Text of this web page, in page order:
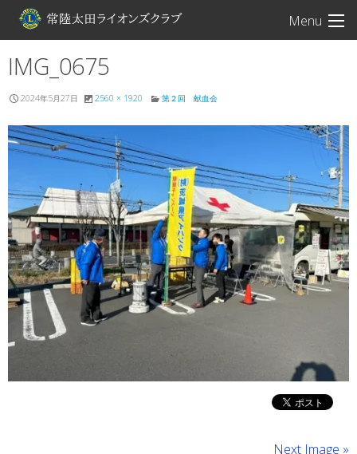
Menu
常陸太田ライオン
IMG_0675
2024年5月27日 2560 × 1920 第２回 献血会
Next Image »